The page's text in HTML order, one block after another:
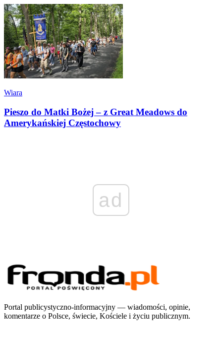
Wiara
Pieszo do Matki Bożej – z Great Meadows do
Amerykańskiej Częstochowy
ad
Portal publicystyczno-informacyjny — wiadomości, opinie,
komentarze o Polsce, świecie, Kościele i życiu publicznym.